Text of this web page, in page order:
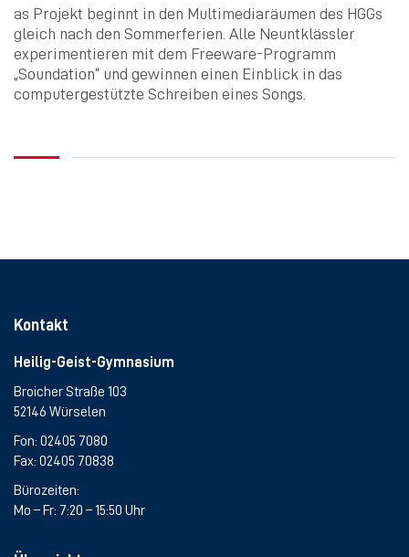
as Projekt beginnt in den Multimediaräumen des HGGs
gleich nach den Sommerferien. Alle Neuntklässler
experimentieren mit dem Freeware-Programm
„Soundation“ und gewinnen einen Einblick in das
computergestützte Schreiben eines Songs.
Kontakt
Heilig-Geist-Gymnasium
Broicher Straße 103
52146 Würselen
Fon: 02405 7080
Fax: 02405 70838
Bürozeiten:
Mo – Fr: 7:20 – 15:50 Uhr